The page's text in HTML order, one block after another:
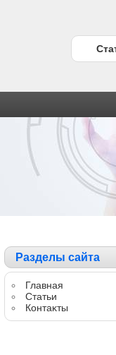
Разделы сайта
Главная
Статьи
Контаκты